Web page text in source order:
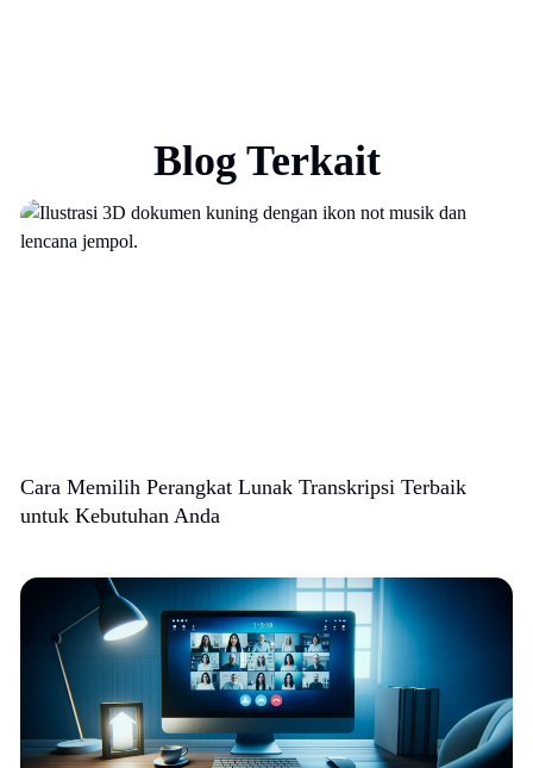
Blog Terkait
Cara Memilih Perangkat Lunak Transkripsi Terbaik
untuk Kebutuhan Anda